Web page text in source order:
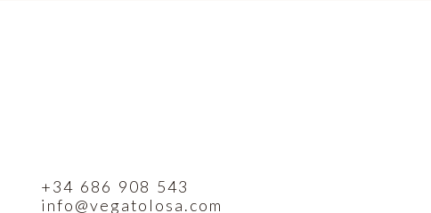
+34 686 908 543
info@vegatolosa.com